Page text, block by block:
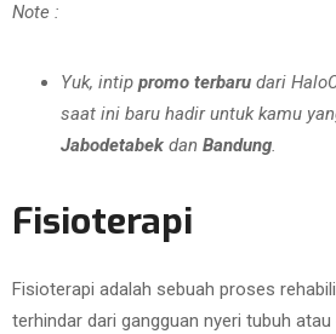
Note :
Yuk, intip promo terbaru dari
saat ini baru hadir untuk kamu
Jabodetabek dan Bandung.
Fisioterapi
Fisioterapi adalah sebuah proses
terhindar dari gangguan nyeri tubuh